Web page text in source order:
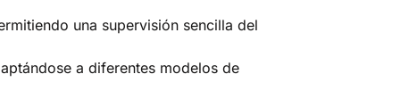
una supervisión sencilla del
a diferentes modelos de